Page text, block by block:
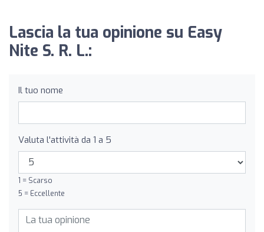
Lascia la tua opinione su Easy
Nite S. R. L.:
Il tuo nome
Valuta l'attività da 1 a 5
1 = Scarso
5 = Eccellente